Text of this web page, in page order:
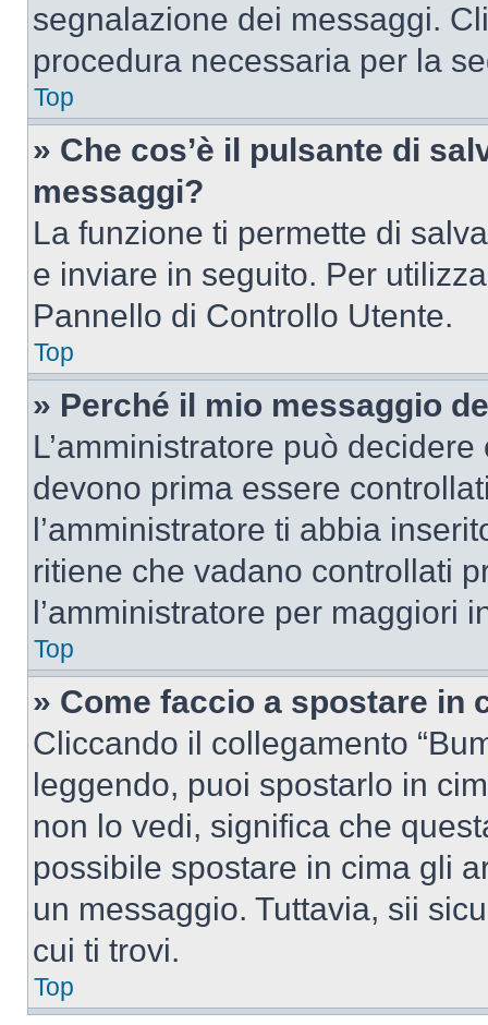
segnalazione dei messaggi.
procedura necessaria per la
Top
» Che cos’è il pulsante di
messaggi?
La funzione ti permette di
e inviare in seguito. Per
Pannello di Controllo Utente.
Top
» Perché il mio messaggio
L’amministratore può
devono prima essere
l’amministratore ti abbia
ritiene che vadano controllati
l’amministratore per maggiori
Top
» Come faccio a spostare in
Cliccando il collegamento
leggendo, puoi spostarlo in
non lo vedi, significa che
possibile spostare in cima gli
un messaggio. Tuttavia, sii
cui ti trovi.
Top